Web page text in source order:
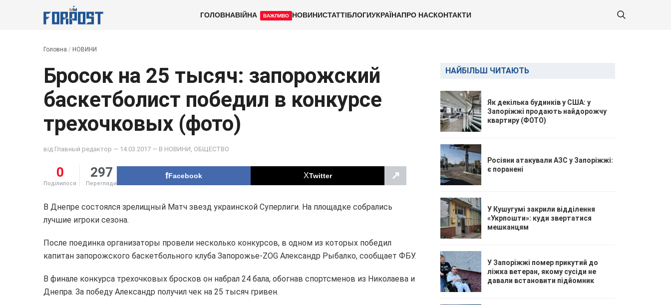
ГОЛОВНАВІЙНА ВАЖЛИВО НОВИНИСТАТТІБЛОГИУКРАЇНАПРО НАСКОНТАКТИ
Головна / НОВИНИ
Бросок на 25 тысяч: запорожский
баскетболист победил в конкурсе
трехочковых (фото)
від Главный редактор — 14.03.2017 — В НОВИНИ ОБЩЕСТВО
0
Поділилося
297
Перегляди
Facebook Twitter ↗
В Днепре состоялся зрелищный Матч звезд украинской Суперлиги. На площадке собрались
лучшие игроки сезона.
После поединка организаторы провели несколько конкурсов, в одном из которых победил
капитан запорожского баскетбольного клуба Запорожье-ZOG Александр Рыбалко, сообщает ФБУ.
В финале конкурса трехочковых бросков он набрал 24 бала, обогнав спортсменов из Николаева и
Днепра. За победу Александр получил чек на 25 тысяч гривен.
НАЙБІЛЬШ ЧИТАЮТЬ
Як декілька будинків у США: у
Запоріжжі продають найдорожчу
квартиру (ФОТО)
Росіяни атакували АЗС у Запоріжжі:
є поранені
У Кушугумі закрили відділення
«Укрпошти»: куди звертатися
мешканцям
У Запоріжжі помер прикутий до
ліжка ветеран, якому сусіди не
давали встановити підйомник